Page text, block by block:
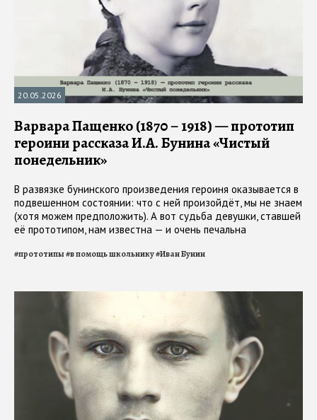
20.05.2026
Варвара Пащенко (1870 – 1918) — прототип
героини рассказа И.А. Бунина «Чистый
понедельник»
В развязке бунинского произведения героиня оказывается в
подвешенном состоянии: что с ней произойдёт, мы не знаем
(хотя можем предположить). А вот судьба девушки, ставшей
её прототипом, нам известна — и очень печальна
#прототипы#в помощь школьнику#Иван Бунин